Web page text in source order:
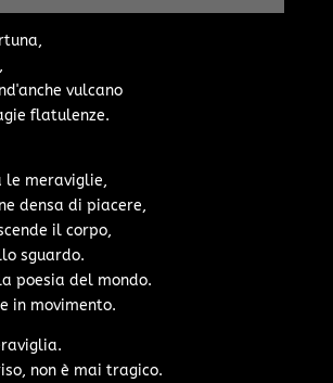
vulcano
flatulenze.
meraviglie,
densa di piacere,
il corpo,
sguardo.
poesia del mondo.
in movimento.
non è mai tragico.